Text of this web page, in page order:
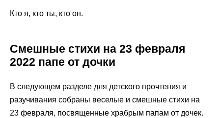
Кто я, кто ты, кто он.
Смешные стихи на 23 февраля
2022 папе от дочки
В следующем разделе для детского прочтения и
разучивания собраны веселые и смешные стихи на
23 февраля, посвященные храбрым папам от дочек.